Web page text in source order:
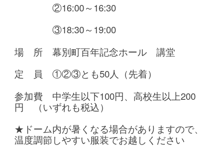
②16:00～16:30
③18:30～19:00
場 所 幕別町百年記念ホール 講堂
定 員 ①②③とも50人（先着）
参加費 中学生以下100円、高校生以上200
円 （いずれも税込）
★ドーム内が暑くなる場合がありますので、
温度調節しやすい服装でお越しください